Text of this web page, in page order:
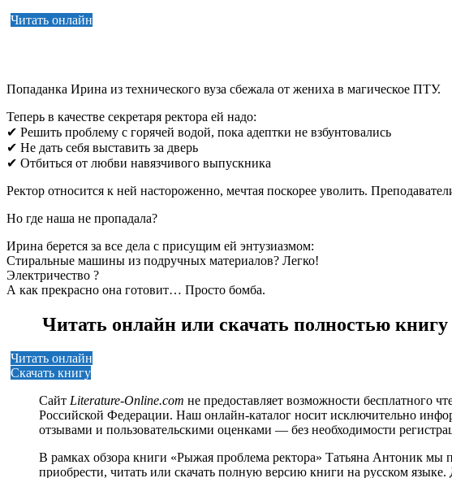
Читать онлайн
Попаданка Ирина из технического вуза сбежала от жениха в магическое ПТУ.
Теперь в качестве секретаря ректора ей надо:
✔ Решить проблему с горячей водой, пока адептки не взбунтовались
✔ Не дать себя выставить за дверь
✔ Отбиться от любви навязчивого выпускника
Ректор относится к ней настороженно, мечтая поскорее уволить.
Но где наша не пропадала?
Ирина берется за все дела с присущим ей энтузиазмом:
Стиральные машины из подручных материалов? Легко!
Электричество ?
А как прекрасно она готовит… Просто бомба.
Читать онлайн или скачать полностью
Читать онлайн
Скачать книгу
Сайт Literature-Online.com не предоставляет возможности бесплатного
Российской Федерации. Наш онлайн-каталог носит исключительно
отзывами и пользовательскими оценками — без необходимости
В рамках обзора книги «Рыжая проблема ректора» Татьяна Антоник
приобрести, читать или скачать полную версию книги на русском